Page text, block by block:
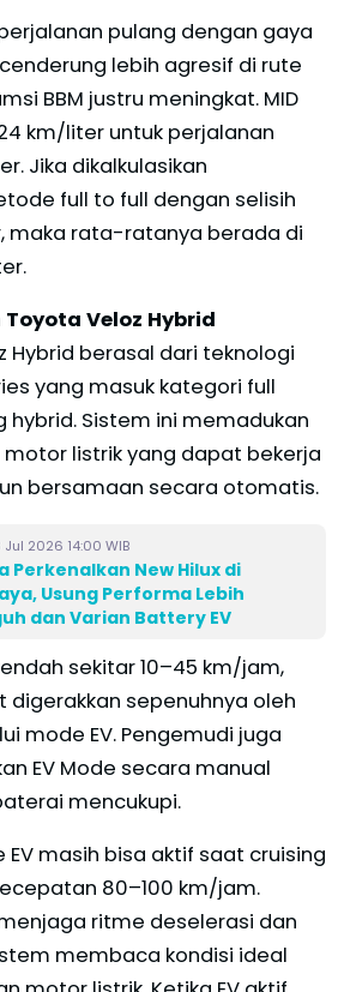
pulang dengan gaya
lebih agresif di rute
BBM justru meningkat. MID
km/liter untuk perjalanan
Jika dikalkulasikan
full to full dengan selisih
maka rata-ratanya berada di
Veloz Hybrid
Hybrid berasal dari teknologi
yang masuk kategori full
hybrid. Sistem ini memadukan
listrik yang dapat bekerja
bersamaan secara otomatis.
Jul 2026 14:00 WIB
Perkenalkan New Hilux di
Usung Performa Lebih
dan Varian Battery EV
sekitar 10–45 km/jam,
sepenuhnya oleh
mode EV. Pengemudi juga
EV Mode secara manual
mencukupi.
EV masih bisa aktif saat cruising
80–100 km/jam.
ritme deselerasi dan
membaca kondisi ideal